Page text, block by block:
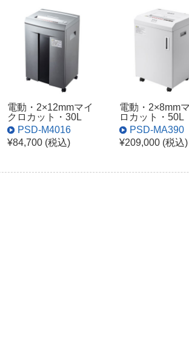
電動・2×12mmマイ
クロカット・30L
PSD-M4016
¥84,700 (税込)
電動・2×8mm
ロカット・50L
PSD-MA390
¥209,000 (税込)